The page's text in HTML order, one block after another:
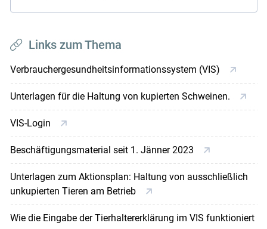
Links zum Thema
Verbrauchergesundheitsinformationssystem (VIS)
Unterlagen für die Haltung von kupierten Schweinen.
VIS-Login
Beschäftigungsmaterial seit 1. Jänner 2023
Unterlagen zum Aktionsplan: Haltung von ausschließlich
unkupierten Tieren am Betrieb
Wie die Eingabe der Tierhaltererklärung im VIS funktioniert